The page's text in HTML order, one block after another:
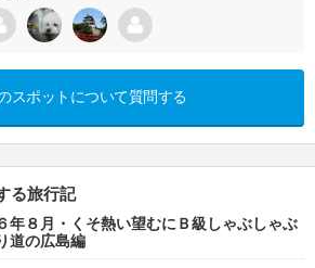
スポットについて質問する
る旅行記
年８月・くそ熱い望むにＢ級しゃぶしゃぶ
道の広島編